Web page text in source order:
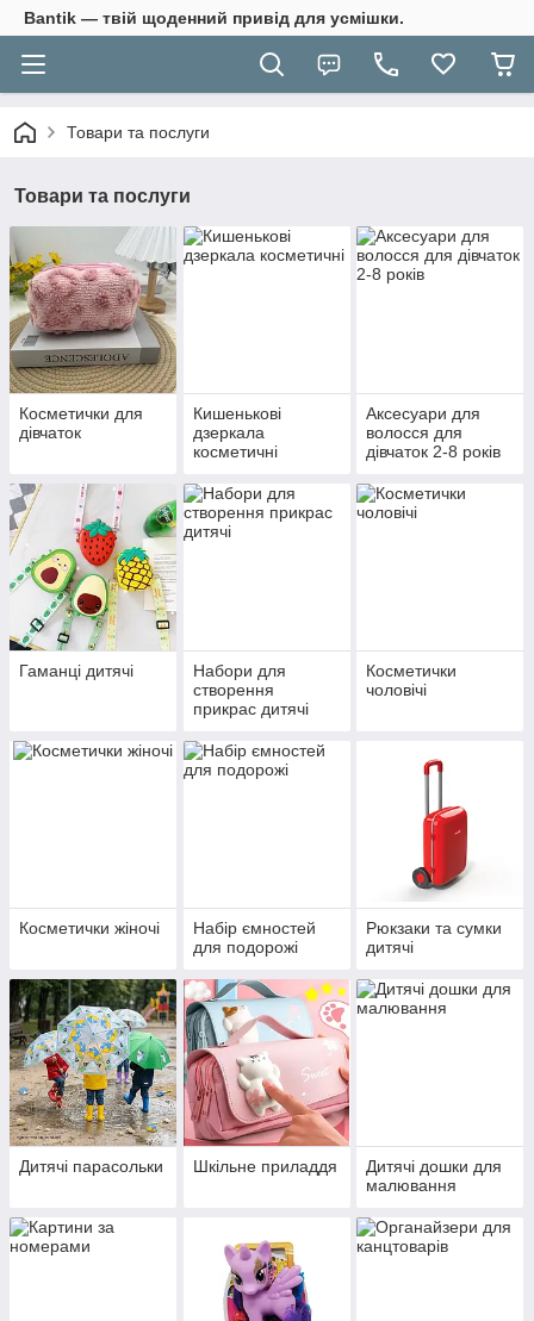
Bantik — твій щоденний привід для усмішки.
Товари та послуги
Товари та послуги
Косметички для
дівчаток
Кишенькові
дзеркала
косметичні
Аксесуари для
волосся для
дівчаток 2-8 років
Гаманці дитячі
Набори для
створення
прикрас дитячі
Косметички
чоловічі
Косметички жіночі
Набір ємностей
для подорожі
Рюкзаки та сумки
дитячі
Дитячі парасольки Шкільне приладдя
Дитячі дошки для
малювання